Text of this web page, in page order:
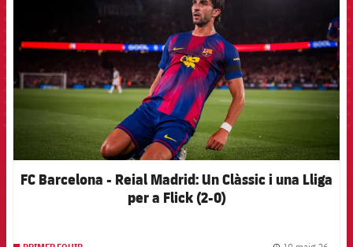
FC Barcelona - Reial Madrid: Un Clàssic i una Lliga
per a Flick (2-0)